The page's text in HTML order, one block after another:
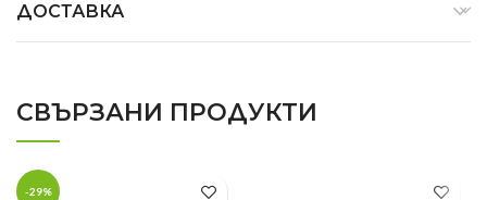
ДОСТАВКА
СВЪРЗАНИ ПРОДУКТИ
-29%